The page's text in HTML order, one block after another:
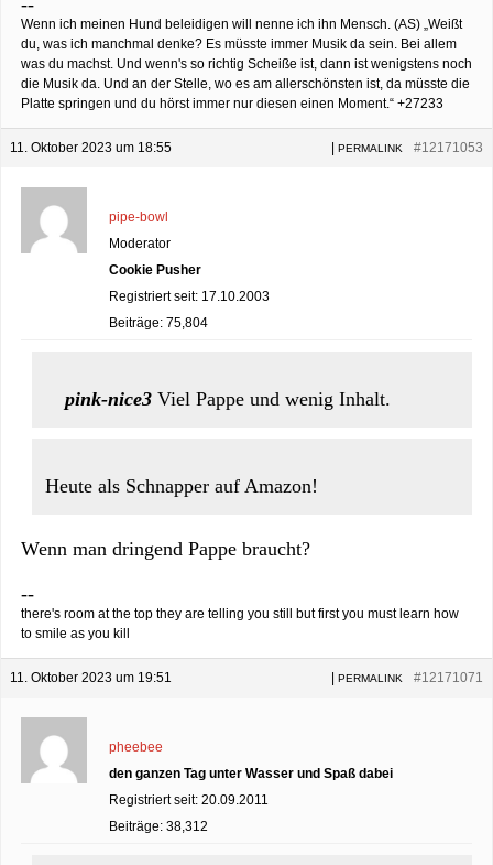
--
Wenn ich meinen Hund beleidigen will nenne ich ihn Mensch. (AS) „Weißt
du, was ich manchmal denke? Es müsste immer Musik da sein. Bei allem
was du machst. Und wenn's so richtig Scheiße ist, dann ist wenigstens noch
die Musik da. Und an der Stelle, wo es am allerschönsten ist, da müsste die
Platte springen und du hörst immer nur diesen einen Moment.“ +27233
11. Oktober 2023 um 18:55 #12171053
PERMALINK
pipe-bowl
Moderator
Cookie Pusher
Registriert seit: 17.10.2003
Beiträge: 75,804
pink-nice3 Viel Pappe und wenig Inhalt.
Heute als Schnapper auf Amazon!
Wenn man dringend Pappe braucht?
--
there's room at the top they are telling you still but first you must learn how
to smile as you kill
11. Oktober 2023 um 19:51 #12171071
PERMALINK
pheebee
den ganzen Tag unter Wasser und Spaß dabei
Registriert seit: 20.09.2011
Beiträge: 38,312